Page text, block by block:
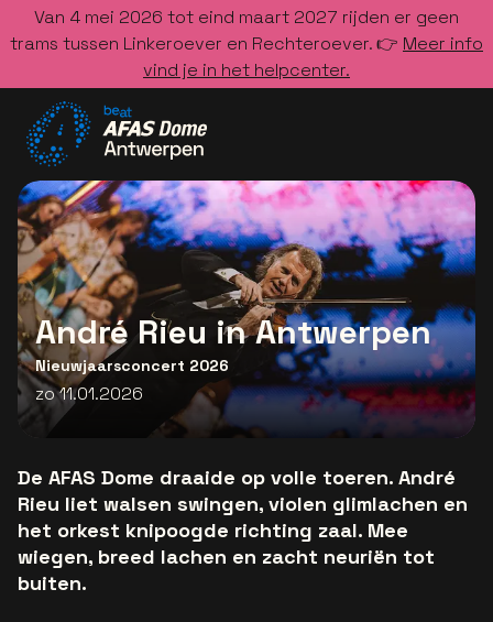
Van 4 mei 2026 tot eind maart 2027 rijden er geen
trams tussen Linkeroever en Rechteroever. 👉 Meer info
vind je in het helpcenter.
Ga naar de homepage
André Rieu in Antwerpen
Nieuwjaarsconcert 2026
zo 11.01.2026
De AFAS Dome draaide op volle toeren. André
Rieu liet walsen swingen, violen glimlachen en
het orkest knipoogde richting zaal. Mee
wiegen, breed lachen en zacht neuriën tot
buiten.